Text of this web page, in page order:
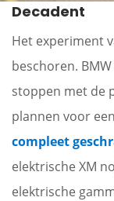
Decadent
Het experiment
beschoren.
stoppen met de
plannen voor
compleet
elektrische XM
elektrische